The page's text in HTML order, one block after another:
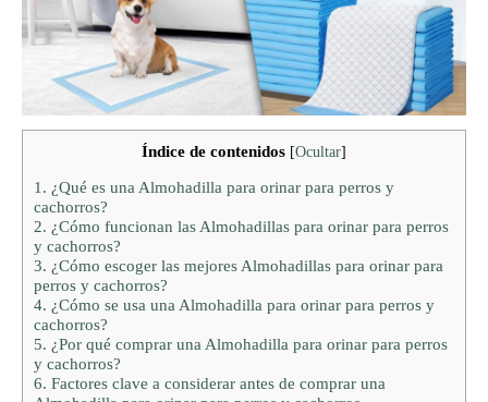
Índice de contenidos [Ocultar]
1. ¿Qué es una Almohadilla para orinar para perros y
cachorros?
2. ¿Cómo funcionan las Almohadillas para orinar para perros
y cachorros?
3. ¿Cómo escoger las mejores Almohadillas para orinar para
perros y cachorros?
4. ¿Cómo se usa una Almohadilla para orinar para perros y
cachorros?
5. ¿Por qué comprar una Almohadilla para orinar para perros
y cachorros?
6. Factores clave a considerar antes de comprar una